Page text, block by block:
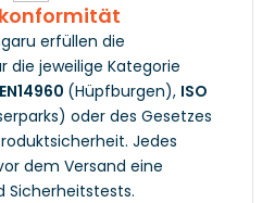
erfüllen die
die jeweilige Kategorie
EN14960 (Hüpfburgen), ISO
oder des Gesetzes
Jedes
dem Versand eine
Sicherheitstests.